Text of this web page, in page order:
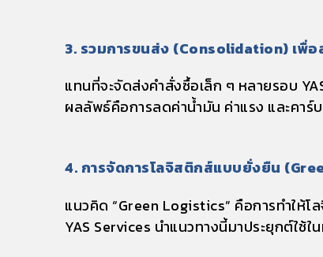
3. รวมการขนส่ง (Consolidation) เพื่อ
แทนที่จะจัดส่งคำสั่งซื้อเล็ก ๆ หลายรอบ
ผลลัพธ์คือการลดค่าน้ำมัน ค่าแรง และคา
4. การจัดการโลจิสติกส์แบบยั่งยืน
แนวคิด “Green Logistics” คือการทำให้โ
YAS Services นำแนวทางนี้มาประยุกต์ใช้ใ